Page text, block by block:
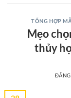
TỔNG HỢP
Mẹo
thủy